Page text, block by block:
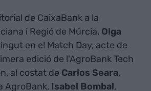
de CaixaBank a la
i Regió de Múrcia, Olga
en el Match Day, acte de
edició de l'AgroBank Tech
al costat de Carlos Seara,
AgroBank, Isabel Bombal,